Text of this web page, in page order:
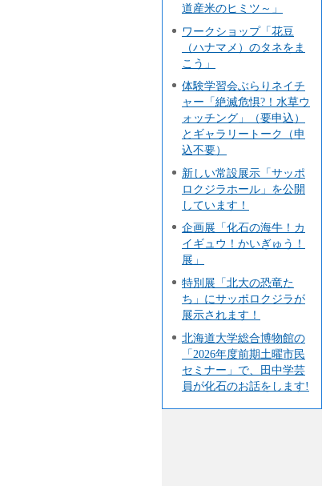
道産米のヒミツ～」
ワークショップ「花豆
（ハナマメ）のタネをま
こう」
体験学習会ぶらりネイチ
ャー「絶滅危惧?！水草ウ
ォッチング」（要申込）
とギャラリートーク（申
込不要）
新しい常設展示「サッポ
ロクジラホール」を公開
しています！
企画展「化石の海牛！カ
イギュウ！かいぎゅう！
展」
特別展「北大の恐竜た
ち」にサッポロクジラが
展示されます！
北海道大学総合博物館の
「2026年度前期土曜市民
セミナー」で、田中学芸
員が化石のお話をします!